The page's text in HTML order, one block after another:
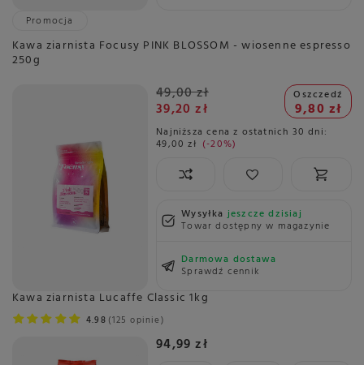
Promocja
Kawa ziarnista Focusy PINK BLOSSOM - wiosenne espresso
250g
49,00 zł
39,20 zł
Oszczedź
9,80 zł
Najniższa cena z ostatnich 30 dni:
49,00 zł -20%
Wysyłkajeszcze dzisiaj
Towar dostępny w magazynie
Darmowa dostawa
Sprawdź cennik
Kawa ziarnista Lucaffe Classic 1kg
4.98 125 opinie
94,99 zł